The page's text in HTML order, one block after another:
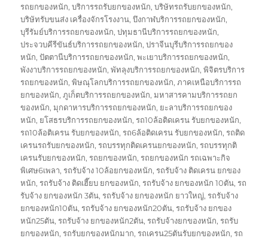
รถยกของหนัก,บริการรถรับยกของหนัก,บริษัทรถรับยกของหนัก,
บริษัทรับขนส่ง เครื่องจักรโรงงาน,บึงกาฬบริการรถยกของหนัก,
บุรีรัมย์บริการรถยกของหนัก,ปทุมธานีบริการรถยกของหนัก,
ประจวบคีรีขันธ์บริการรถยกของหนัก,ปราจีนบุรีบริการรถยกของ
หนัก,ปัตตานีบริการรถยกของหนัก,พะเยาบริการรถยกของหนัก,
พังงาบริการรถยกของหนัก,พัทลุงบริการรถยกของหนัก,พิจิตรบริการ
รถยกของหนัก,พิษณุโลกบริการรถยกของหนัก,ภาคเหนือบริการรถ
ยกของหนัก,ภูเก็ตบริการรถยกของหนัก,มหาสารคามบริการรถยก
ของหนัก,มุกดาหารบริการรถยกของหนัก, ยะลาบริการรถยกของ
หนัก, ยโสธรบริการรถยกของหนัก,รถ10ล้อติดเครน รับยกของหนัก,
รถ10ล้อติเครน รับยกของหนัก,รถ6ล้อติดเครน รับยกของหนัก,รถติด
เครนรถรับยกของหนัก,รถบรรทุกติดเครนยกของหนัก,รถบรรทุกติ
เครนรับยกของหนัก,รถยกของหนัก,รถยกของหนัก รถเฉพาะกิจ
พิเศษ6เพลา,รถรับจ้าง 10ล้อยกของหนัก,รถรับจ้าง ติดเครน ยกของ
หนัก,รถรับจ้าง ติดเฮี๊ยบ ยกของหนัก,รถรับจ้าง ยกของหนัก 10ตัน,รถ
รับจ้าง ยกของหนัก 3ตัน,รถรับจ้าง ยกของหนัก ยาวใหญ่,รถรับจ้าง
ยกของหนัก10ตัน,รถรับจ้าง ยกของหนัก20ตัน,รถรับจ้าง ยกของ
หนัก25ตัน,รถรับจ้าง ยกของหนัก2ตัน,รถรับจ้างยกของหนัก,รถรับ
ยกของหนัก,รถรับยกของหนักมาก,รถเครน25ตันรับยกของหนัก,รถ